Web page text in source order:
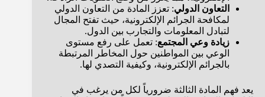
التعاون الدولي: تعزز المادة من التعاون الدولي
لمكافحة الجرائم الإلكترونية، حيث تفتح المجال
لتبادل المعلومات والتجارب بين الدول.
زيادة وعي المجتمع: تعمل على رفع مستوى
الوعي بين المواطنين حول المخاطر المرتبطة
بالجرائم الإلكترونية، وكيفية التصدي لها.
يعد فهم المادة الثالثة ضرورياً لكل من يرغب في